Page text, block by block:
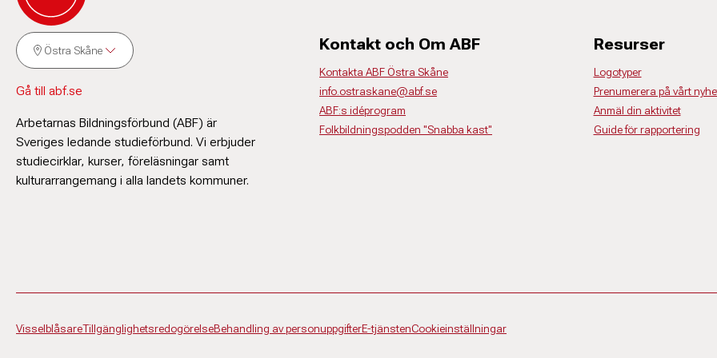
Östra Skåne
Gå till abf.se
Arbetarnas Bildningsförbund (ABF) är
Sveriges ledande studieförbund. Vi erbjuder
studiecirklar, kurser, föreläsningar samt
kulturarrangemang i alla landets kommuner.
Kontakt och Om ABF
Kontakta ABF Östra Skåne
info.ostraskane@abf.se
ABF:s idéprogram
Folkbildningspodden "Snabba kast"
Resurser
Logotyper
Prenumerera på vårt
Anmäl din aktivitet
Guide för rapportering
VisselblåsareTillgänglighetsredogörelseBehandling av personuppgifterE-tjänstenCookieinställningar